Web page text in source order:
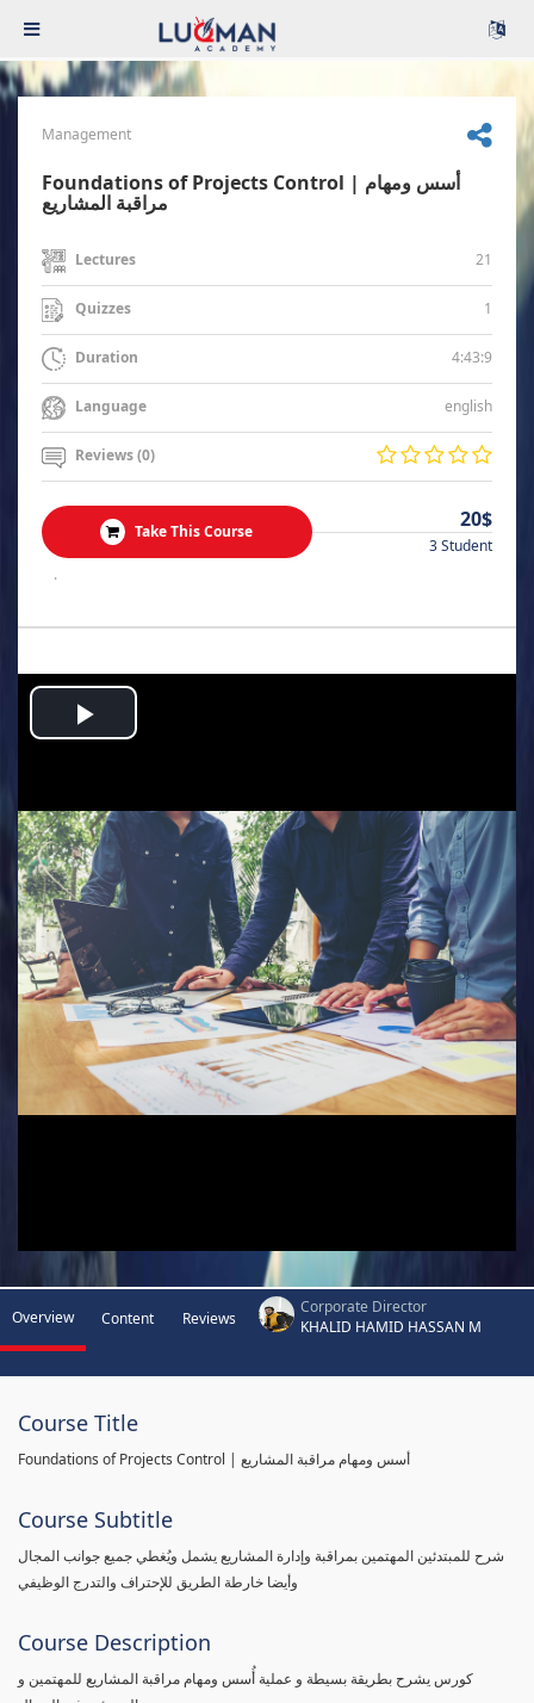
Management
Foundations of Projects Control | أسس ومهام
مراقبة المشاريع
Lectures 21
Quizzes 1
Duration 4:43:9
Language english
Reviews (0)
Take This Course 20$
3 Student
.
Play
Overview Content Reviews
Corporate Director
KHALID HAMID HASSAN M
Course Title
Foundations of Projects Control | أسس ومهام مراقبة المشاريع
Course Subtitle
شرح للمبتدئين المهتمين بمراقبة وإدارة المشاريع يشمل ويُغطي جميع جوانب المجال
وأيضا خارطة الطريق للإحتراف والتدرج الوظيفي
Course Description
كورس يشرح بطريقة بسيطة و عملية أُسس ومهام مراقبة المشاريع للمهتمين و